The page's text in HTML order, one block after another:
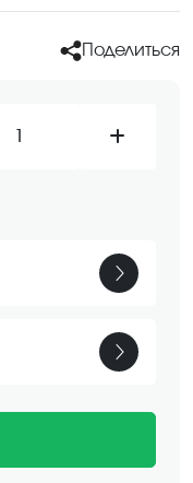
Поделиться
1